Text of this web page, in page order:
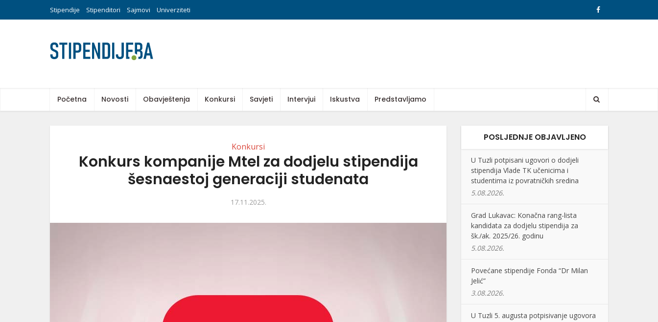
Stipendije Stipenditori Sajmovi Univerziteti
Početna Novosti Obavještenja Konkursi Savjeti Intervjui Iskustva Predstavljamo
Konkursi
Konkurs kompanije Mtel za dodjelu stipendija
šesnaestoj generaciji studenata
17.11.2025.
POSLJEDNJE OBJAVLJENO
U Tuzli potpisani ugovori o dodjeli
stipendija Vlade TK učenicima i
studentima iz povratničkih sredina
5.08.2026.
Grad Lukavac: Konačna rang-lista
kandidata za dodjelu stipendija za
šk./ak. 2025/26. godinu
5.08.2026.
Povećane stipendije Fonda “Dr Milan
Jelić”
3.08.2026.
U Tuzli 5. augusta potpisivanje ugovora